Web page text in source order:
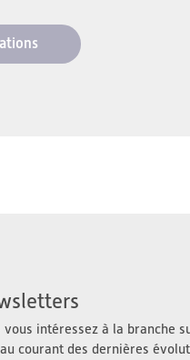
vous intéressez à la branche
courant des dernières